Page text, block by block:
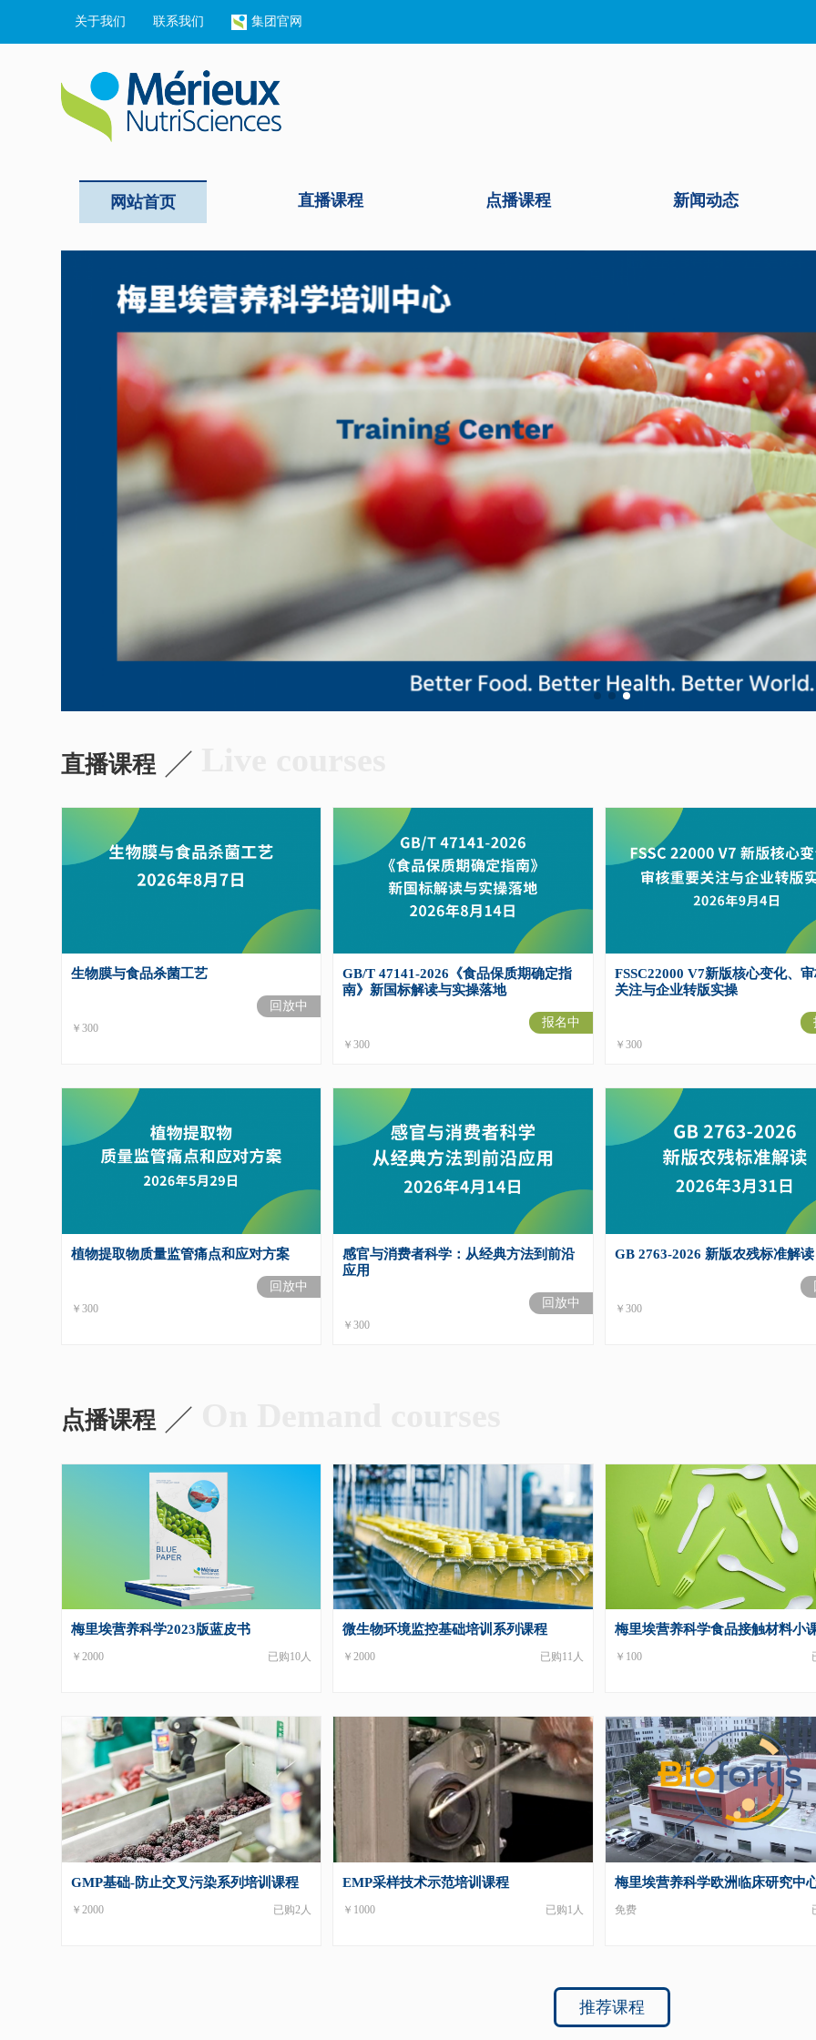
关于我们 联系我们 集团官网
网站首页 直播课程 点播课程 新闻动态
直播课程 
生物膜与食品杀菌工艺
回放中
￥300
GB/T 47141-2026《食品保质期确定指
南》新国标解读与实操落地
报名中
￥300
FSSC22000 V7新版核心变化、
关注与企业转版实操
￥300
植物提取物质量监管痛点和应对方案
回放中
￥300
感官与消费者科学：从经典方法到前沿
应用
回放中
￥300
GB 2763-2026 新版农残标准解读
￥300
点播课程 
梅里埃营养科学2023版蓝皮书
￥2000 已购10人
微生物环境监控基础培训系列课程
￥2000 已购11人
梅里埃营养科学食品接触材料小
￥100
GMP基础-防止交叉污染系列培训课程
￥2000 已购2人
EMP采样技术示范培训课程
￥1000 已购1人
梅里埃营养科学欧洲临床研究中
免费
推荐课程